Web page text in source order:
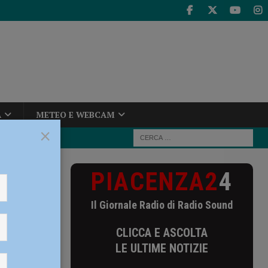
METEO E WEBCAM
clinica e
PIACENZA24
Il Giornale Radio di Radio Sound
CLICCA E ASCOLTA
LE ULTIME NOTIZIE
×